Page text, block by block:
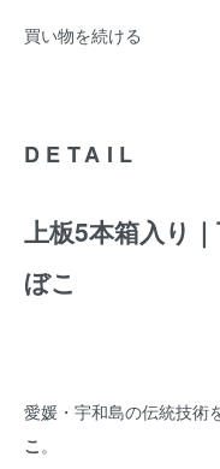
買い物を続ける
DETAIL
上板5本箱入り
ぼこ
愛媛・宇和島の伝統技術
こ。